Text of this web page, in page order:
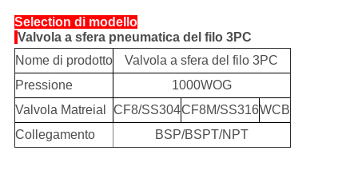
Selection di modello
Valvola a sfera pneumatica del filo 3PC
Nome di prodotto
Valvola a sfera del filo 3PC
Pressione
1000WOG
Valvola Matreial
CF8/SS304CF8M/SS316WCB
Collegamento
BSP/BSPT/NPT